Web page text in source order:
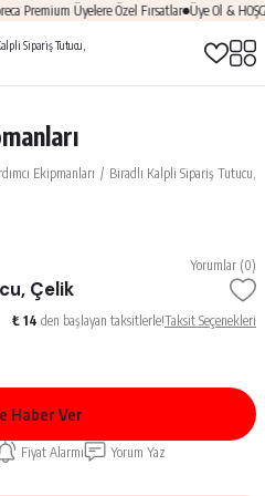
Premium Üyelere Özel Fırsatlar Üye Ol &
Ekipmanları Biradlı Kalpli Sipariş Tutucu,
Yorumlar (0)
Çelik
₺ 14 den başlayan taksitlerle!Taksit Seçenekleri
Haber Ver
Fiyat Alarmı Yorum Yaz